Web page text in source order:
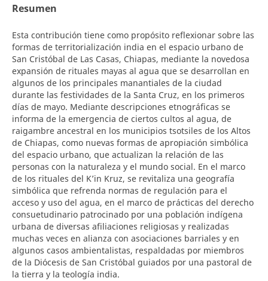
Resumen
Esta contribución tiene como propósito reflexionar sobre las
formas de territorialización india en el espacio urbano de
San Cristóbal de Las Casas, Chiapas, mediante la novedosa
expansión de rituales mayas al agua que se desarrollan en
algunos de los principales manantiales de la ciudad
durante las festividades de la Santa Cruz, en los primeros
días de mayo. Mediante descripciones etnográficas se
informa de la emergencia de ciertos cultos al agua, de
raigambre ancestral en los municipios tsotsiles de los Altos
de Chiapas, como nuevas formas de apropiación simbólica
del espacio urbano, que actualizan la relación de las
personas con la naturaleza y el mundo social. En el marco
de los rituales del K’in Kruz, se revitaliza una geografía
simbólica que refrenda normas de regulación para el
acceso y uso del agua, en el marco de prácticas del derecho
consuetudinario patrocinado por una población indígena
urbana de diversas afiliaciones religiosas y realizadas
muchas veces en alianza con asociaciones barriales y en
algunos casos ambientalistas, respaldadas por miembros
de la Diócesis de San Cristóbal guiados por una pastoral de
la tierra y la teología india.